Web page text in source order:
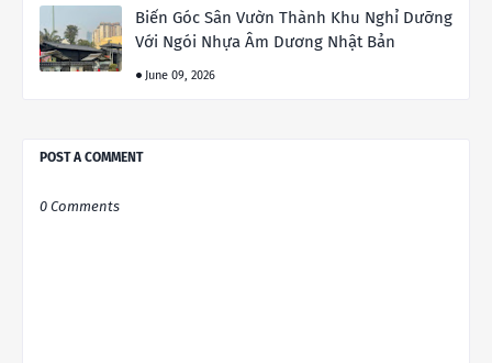
Biến Góc Sân Vườn Thành Khu Nghỉ Dưỡng
Với Ngói Nhựa Âm Dương Nhật Bản
June 09, 2026
POST A COMMENT
0 Comments